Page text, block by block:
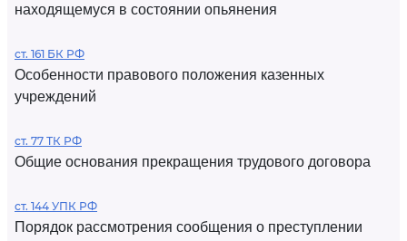
находящемуся в состоянии опьянения
ст. 161 БК РФ
Особенности правового положения казенных
учреждений
ст. 77 ТК РФ
Общие основания прекращения трудового договора
ст. 144 УПК РФ
Порядок рассмотрения сообщения о преступлении